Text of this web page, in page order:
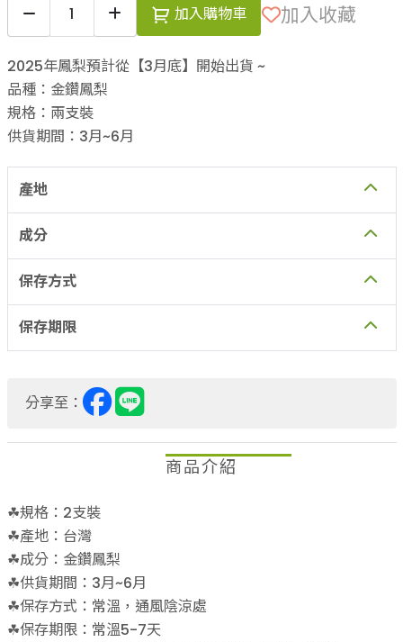
加入購物車 加入收藏
2025年鳳梨預計從【3月底】開始出貨 ~
品種：金鑽鳳梨
規格：兩支裝
供貨期間：3月~6月
產地
成分
保存方式
保存期限
分享至：
商品介紹
☘規格：2支裝
☘產地：台灣
☘成分：金鑽鳳梨
☘供貨期間：3月~6月
☘保存方式：常溫，通風陰涼處
☘保存期限：常溫5-7天